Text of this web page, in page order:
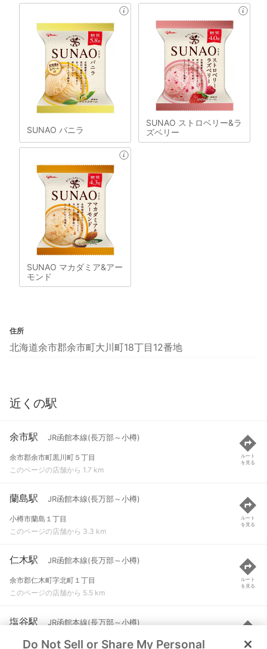
SUNAO バニラ
SUNAO ストロベリー&ラ
ズベリー
SUNAO マカダミア&アー
モンド
住所
北海道余市郡余市町大川町18丁目12番地
近くの駅
余市駅 JR函館本線(長万部～小樽)
余市郡余市町黒川町５丁目
このページの店舗から 1.7 km
ルート
を見る
蘭島駅 JR函館本線(長万部～小樽)
小樽市蘭島１丁目
このページの店舗から 3.3 km
ルート
を見る
仁木駅 JR函館本線(長万部～小樽)
余市郡仁木町字北町１丁目
このページの店舗から 5.5 km
ルート
を見る
塩谷駅 JR函館本線(長万部～小樽)
小樽市塩谷２丁目
ルート
を見る
Do Not Sell or Share My Personal